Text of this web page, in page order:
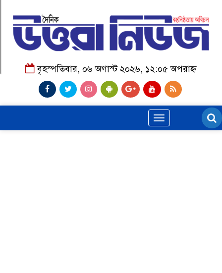
বৃহস্পতিবার, ০৬ অগাস্ট ২০২৬, ১২:০৫ অপরাহ্ন
Toggle
navigation